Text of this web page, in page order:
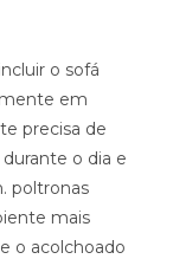
o sofá
em
precisa de
o dia e
poltronas
mais
o acolchoado